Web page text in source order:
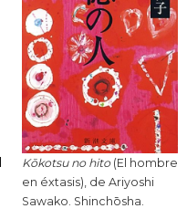
Kōkotsu no hito(El hombre
en éxtasis), de Ariyoshi
Sawako. Shinchōsha.